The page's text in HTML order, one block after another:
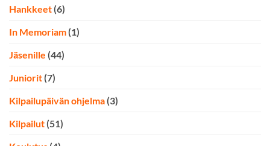
Hankkeet (6)
In Memoriam (1)
Jäsenille (44)
Juniorit (7)
Kilpailupäivän ohjelma (3)
Kilpailut (51)